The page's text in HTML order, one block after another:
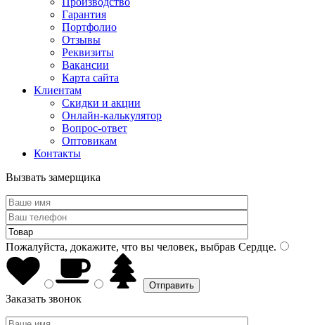
Гарантия
Портфолио
Отзывы
Реквизиты
Вакансии
Карта сайта
Клиентам
Скидки и акции
Онлайн-калькулятор
Вопрос-ответ
Оптовикам
Контакты
Вызвать замерщика
Пожалуйста, докажите, что вы человек, выбрав Сердце.
Заказать звонок